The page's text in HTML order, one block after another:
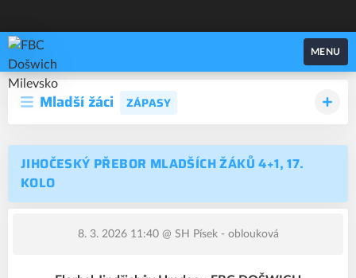
FBC Došwich Milevsko
MENU
Mladší žáci ZÁPASY
JIHOČESKÝ PŘEBOR MLADŠÍCH ŽÁKŮ 4+1, 17.
KOLO
8. 3. 2026 11:40@ SH Písek - oblouková